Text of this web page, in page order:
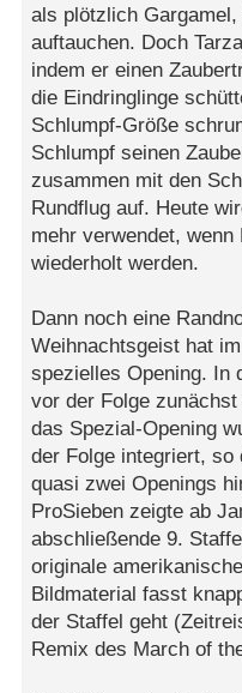
als plötzlich
auftauchen. Doch
indem er einen
die Eindringlinge
Schlumpf-Größe
Schlumpf seinen
zusammen mit den
Rundflug auf. Heute
mehr verwendet,
wiederholt werden.
Dann noch eine
Weihnachtsgeist hat
spezielles Opening. In
vor der Folge
das Spezial-Opening
der Folge integriert, so
quasi zwei Openings
ProSieben zeigte ab
abschließende 9.
originale
Bildmaterial fasst
der Staffel geht
Remix des March of